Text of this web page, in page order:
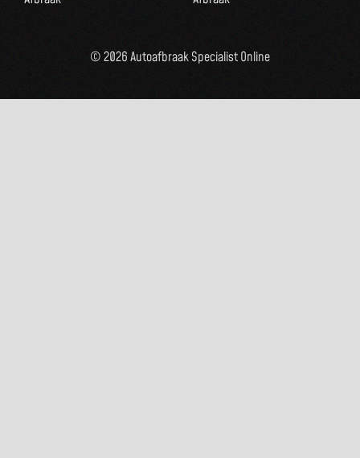
© 2026 Autoafbraak Specialist Online